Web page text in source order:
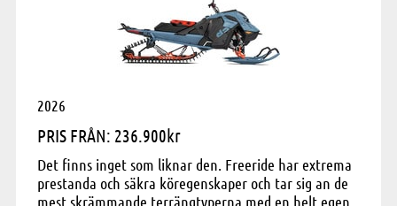
2026
PRIS FRÅN: 236.900kr
Det finns inget som liknar den. Freeride har extrema
prestanda och säkra köregenskaper och tar sig an de
mest skrämmande terrängtyperna med en helt egen